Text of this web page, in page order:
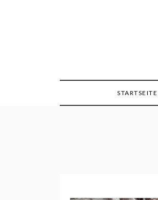
STARTSEITE